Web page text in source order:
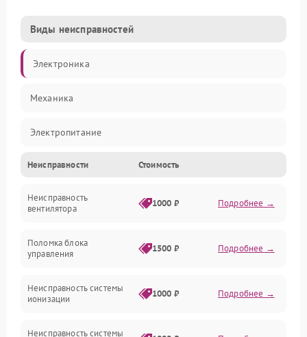
Виды неисправностей
Электроника
Механика
Электропитание
Фильтры
Механические повреждения
Сеть
Неисправности Стоимость
Неисправность
вентилятора
1000 ₽ Подробнее →
Поломка блока
управления
1500 ₽ Подробнее →
Неисправность системы
ионизации
1000 ₽ Подробнее →
Неисправность системы